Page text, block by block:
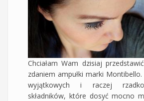
Chciałam Wam dzisiaj
zdaniem ampułki marki
wyjątkowych i raczej rzadko
składników, które dosyć mocno